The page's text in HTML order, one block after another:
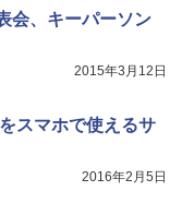
会、キーパーソン
2015年3月12日
スマホで使えるサ
2016年2月5日